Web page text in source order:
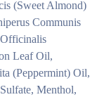
(Sweet Almond)
Communis
Leaf Oil,
(Peppermint) Oil,
Menthol,